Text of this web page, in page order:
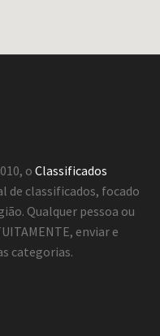
o Classificados
de classificados, focado
Qualquer pessoa ou
enviar e
categorias.